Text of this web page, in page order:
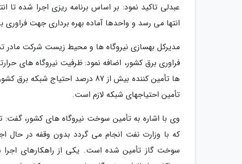
عبدلی تاکید نمود: بر اساس برنامه ریزی اجرا شده تا
انتها می رسد و واحدها آماده بهره برداری جهت
مدیرکل بهسازی نیروگاه ها و محیط زیست شرکت مادر
ها تأمین کننده بیش از 87 درصد
تأمین احتیاجهای شبکه لازم است.
وی با اشاره به تأمین سوخت نیروگاه های کشور،
که با وزارت نفت انجام می گردد بدون وقفه در حال
سوخت گاز تأمین شده است. یکی از راهکارهای اجرا